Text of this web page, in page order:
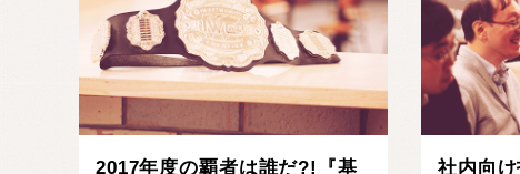
2017年度の覇者は誰だ?!『基
社内向